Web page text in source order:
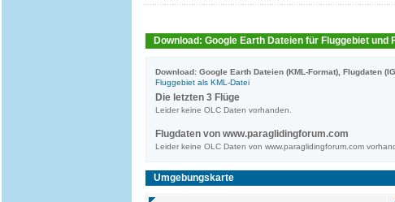
Download: Google Earth Dateien für Fluggebiet und
Download: Google Earth Dateien (KML-Format), Flugdaten
Fluggebiet als KML-Datei
Die letzten 3 Flüge
Leider keine OLC Daten vorhanden.
Flugdaten von www.paraglidingforum.com
Leider keine OLC Daten von www.paraglidingforum.com
Umgebungskarte